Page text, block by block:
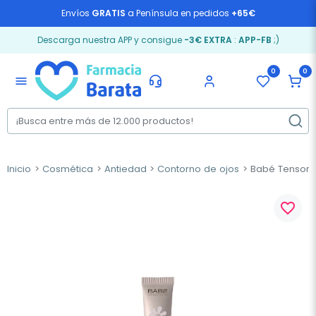
Envíos GRATIS a Península en pedidos +65€
Descarga nuestra APP y consigue -3€ EXTRA: APP-FB ;)
menu
0 0
Inicio Cosmética Antiedad Contorno de ojos Babé Tensor
favorite_border